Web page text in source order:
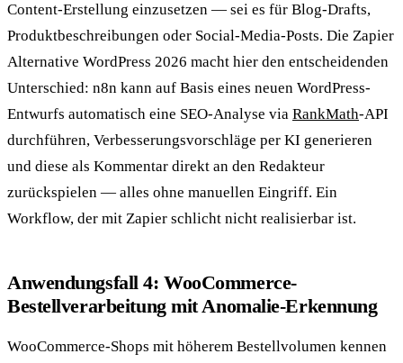
Content-Erstellung einzusetzen — sei es für Blog-Drafts,
Produktbeschreibungen oder Social-Media-Posts. Die Zapier
Alternative WordPress 2026 macht hier den entscheidenden
Unterschied: n8n kann auf Basis eines neuen WordPress-
Entwurfs automatisch eine SEO-Analyse via RankMath-API
durchführen, Verbesserungsvorschläge per KI generieren
und diese als Kommentar direkt an den Redakteur
zurückspielen — alles ohne manuellen Eingriff. Ein
Workflow, der mit Zapier schlicht nicht realisierbar ist.
Anwendungsfall 4: WooCommerce-
Bestellverarbeitung mit Anomalie-Erkennung
WooCommerce-Shops mit höherem Bestellvolumen kennen